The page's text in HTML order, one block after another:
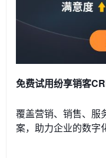
免费试用纷享销客
覆盖营销、销售、服
案，助力企业的数字